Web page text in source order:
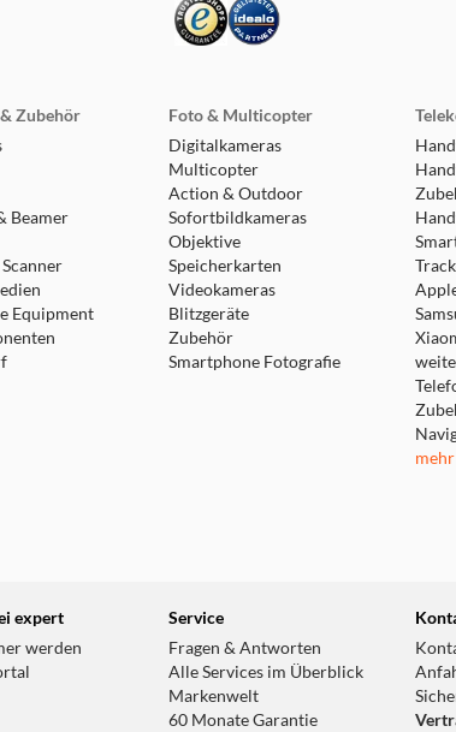
Zubehör
Beamer
Equipment
Foto & Multicopter
Digitalkameras
Multicopter
Action & Outdoor
Sofortbildkameras
Objektive
Speicherkarten
Videokameras
Blitzgeräte
Zubehör
Smartphone Fotografie
mehr
expert
werden
Service
Fragen & Antworten
Alle Services im Überblick
Markenwelt
60 Monate Garantie